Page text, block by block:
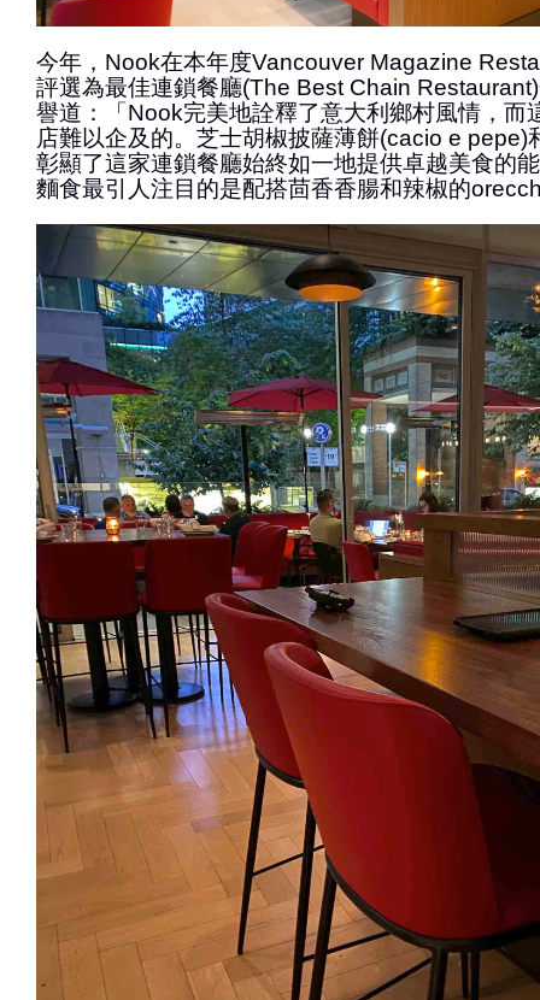
今年，Nook在本年度Vancouver Magazine
評選為最佳連鎖餐廳(The Best Chain
譽道：「Nook完美地詮釋了意大利鄉村風情，而
店難以企及的。芝士胡椒披薩薄餅(cacio e pepe)
彰顯了這家連鎖餐廳始終如一地提供卓越美食的
麵食最引人注目的是配搭茴香香腸和辣椒的